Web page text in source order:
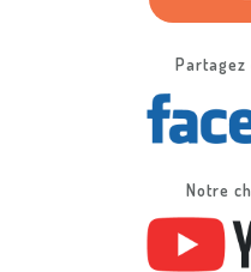
Partagez
Notre